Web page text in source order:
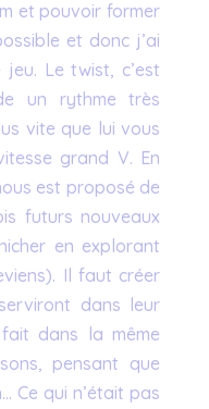
et pouvoir former
et donc j’ai
Le twist, c’est
un rythme très
vite que lui vous
grand V. En
est proposé de
futurs nouveaux
en explorant
Il faut créer
dans leur
dans la même
pensant que
Ce qui n’était pas